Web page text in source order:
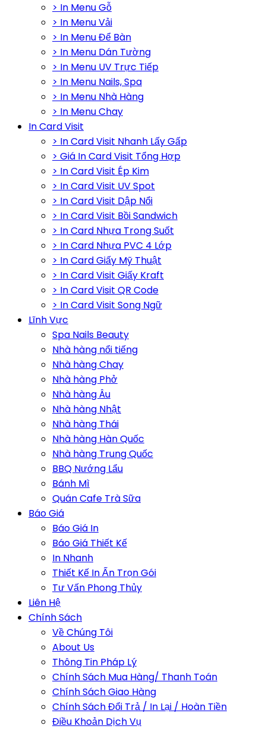
> In Menu Gỗ
> In Menu Vải
> In Menu Để Bàn
> In Menu Dán Tường
> In Menu UV Trực Tiếp
> In Menu Nails, Spa
> In Menu Nhà Hàng
> In Menu Chay
In Card Visit
> In Card Visit Nhanh Lấy Gấp
> Giá In Card Visit Tổng Hợp
> In Card Visit Ép Kim
> In Card Visit UV Spot
> In Card Visit Dập Nổi
> In Card Visit Bồi Sandwich
> In Card Nhựa Trong Suốt
> In Card Nhựa PVC 4 Lớp
> In Card Giấy Mỹ Thuật
> In Card Visit Giấy Kraft
> In Card Visit QR Code
> In Card Visit Song Ngữ
Lĩnh Vực
Spa Nails Beauty
Nhà hàng nổi tiếng
Nhà hàng Chay
Nhà hàng Phở
Nhà hàng Âu
Nhà hàng Nhật
Nhà hàng Thái
Nhà hàng Hàn Quốc
Nhà hàng Trung Quốc
BBQ Nướng Lẩu
Bánh Mì
Quán Cafe Trà Sữa
Báo Giá
Báo Giá In
Báo Giá Thiết Kế
In Nhanh
Thiết Kế In Ấn Trọn Gói
Tư Vấn Phong Thủy
Liên Hệ
Chính Sách
Về Chúng Tôi
About Us
Thông Tin Pháp Lý
Chính Sách Mua Hàng/ Thanh Toán
Chính Sách Giao Hàng
Chính Sách Đổi Trả / In Lại / Hoàn Tiền
Điều Khoản Dịch Vụ